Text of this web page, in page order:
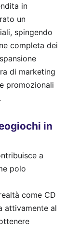
in
un
spingendo
completa dei
di marketing
promozionali
in
a
polo
come CD
attivamente al